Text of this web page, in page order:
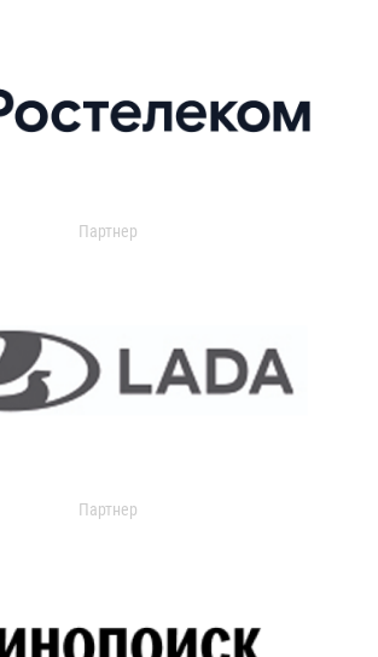
Партнер
Партнер